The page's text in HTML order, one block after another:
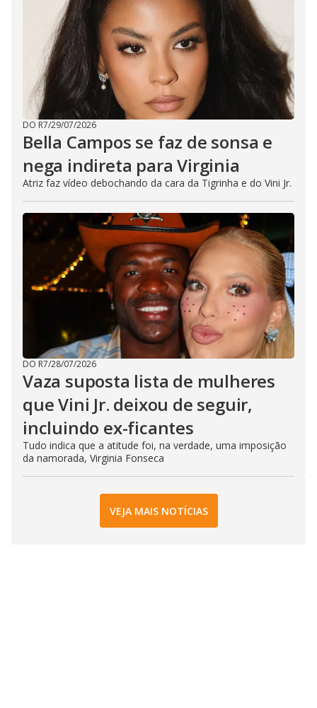
DO R7/29/07/2026
Bella Campos se faz de sonsa e
nega indireta para Virginia
Atriz faz vídeo debochando da cara da Tigrinha e do Vini Jr.
DO R7/28/07/2026
Vaza suposta lista de mulheres
que Vini Jr. deixou de seguir,
incluindo ex-ficantes
Tudo indica que a atitude foi, na verdade, uma imposição
da namorada, Virginia Fonseca
VEJA MAIS NOTÍCIAS